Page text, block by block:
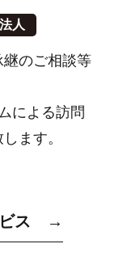
のご相談等
による訪問
ます。
ビス →